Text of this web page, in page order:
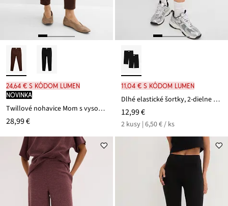
24,64 € s kódom LUMEN
novinka
Twillové nohavice Mom s vysokým pásom
28,99 €
11,04 € s kódom LUMEN
Dlhé elastické šortky, 2-dielne balenie
12,99 €
2 kusy | 6,50 € / ks